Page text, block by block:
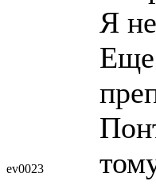
ev0023
Я
Еще